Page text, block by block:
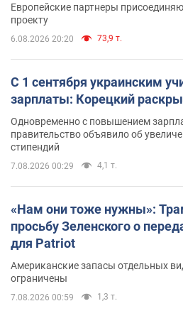
Европейские партнеры
проекту
6.08.2026 20:20 73,9 т.
С 1 сентября украинским
зарплаты: Корецкий
Одновременно с повышением
правительство объявило об
стипендий
7.08.2026 00:29 4,1 т.
«Нам они тоже нужны»:
просьбу Зеленского о
для Patriot
Американские запасы отдельных
ограничены
7.08.2026 00:59 1,3 т.